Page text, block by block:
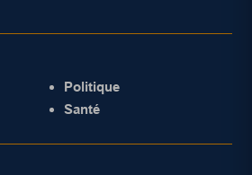
Politique
Santé